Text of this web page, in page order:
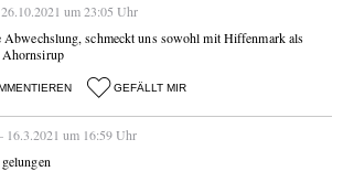
um 23:05 Uhr
Abwechslung, schmeckt uns sowohl mit Hiffenmark als
Ahornsirup
GEFÄLLT MIR
um 16:59 Uhr